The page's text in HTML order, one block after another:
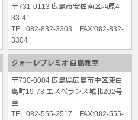
〒731-0113 広島市安佐南区西原4-
33-41
TEL:082-832-3303 FAX:082-832-
3304
クォーレプレミオ 白島教室
〒730-0004 広島県広島市中区東白
島町19-73 エスペランス城北202号
室
TEL:082-555-2517 FAX:082-555-